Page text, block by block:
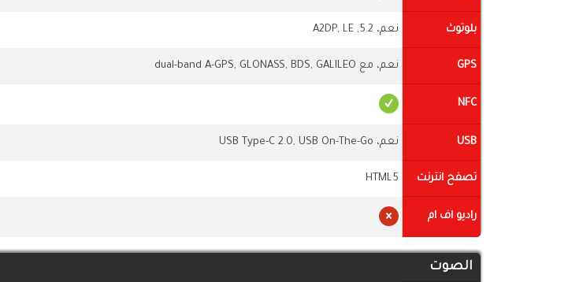
بلوتوث نعم، 5.2, A2DP, LE
GPS نعم، مع dual-band A-GPS, GLONASS, BDS, GALILEO
NFC
USB نعم، USB Type-C 2.0, USB On-The-Go
تصفح انترنت HTML5
راديو اف ام
الصوت